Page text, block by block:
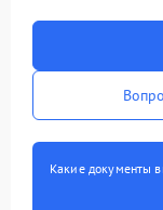
Какие документы